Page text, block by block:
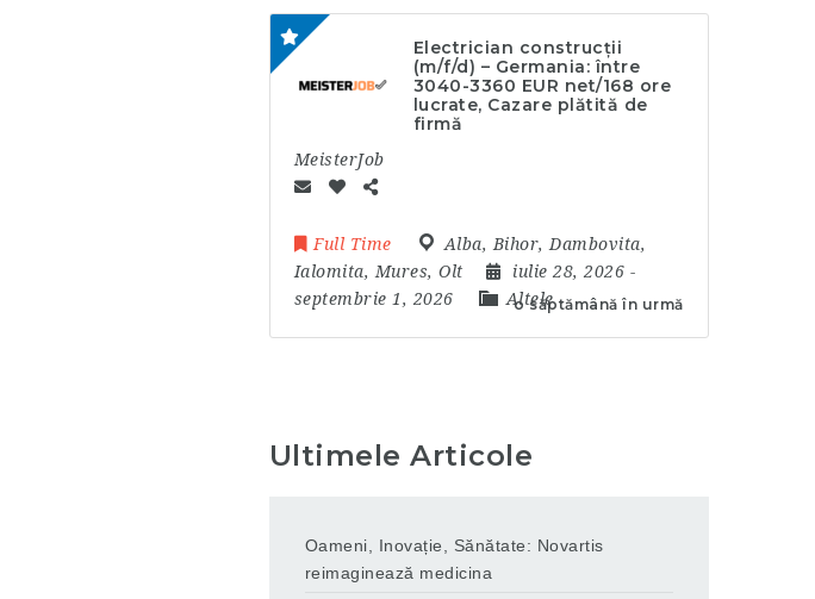
Electrician construcții
(m/f/d) – Germania: între
3040-3360 EUR net/168 ore
lucrate, Cazare plătită de
firmă
o săptămână în urmă
MeisterJob
Full Time Alba, Bihor, Dambovita,
Ialomita, Mures,Olt iulie 28, 2026 -
septembrie 1, 2026
Altele
Ultimele Articole
Oameni, Inovație, Sănătate: Novartis
reimaginează medicina